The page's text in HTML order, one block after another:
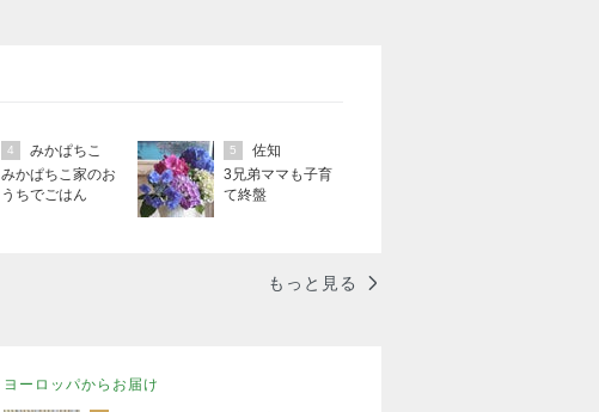
4
みかぱちこ
みかぱちこ家のお
うちでごはん
5
佐知
3兄弟ママも子育
て終盤
もっと見る
ヨーロッパからお届け